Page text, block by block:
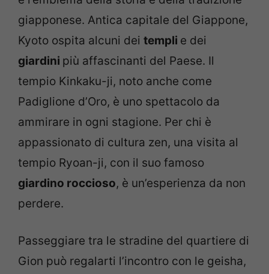
giapponese. Antica capitale del Giappone,
Kyoto ospita alcuni dei templi e dei
giardini più affascinanti del Paese. Il
tempio Kinkaku-ji, noto anche come
Padiglione d’Oro, è uno spettacolo da
ammirare in ogni stagione. Per chi è
appassionato di cultura zen, una visita al
tempio Ryoan-ji, con il suo famoso
giardino roccioso, è un’esperienza da non
perdere.
Passeggiare tra le stradine del quartiere di
Gion può regalarti l’incontro con le geisha,